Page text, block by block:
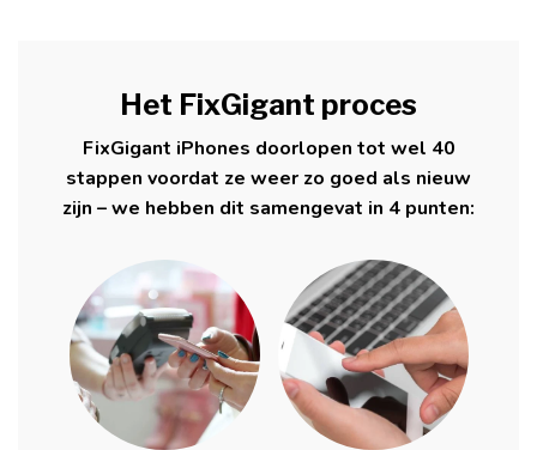
Het FixGigant proces
FixGigant iPhones doorlopen tot wel 40
stappen voordat ze weer zo goed als nieuw
zijn – we hebben dit samengevat in 4 punten: